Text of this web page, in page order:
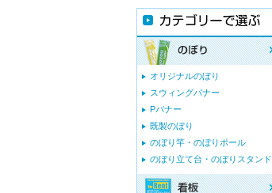
オリジナルのぼり
スウィングバナー
Pバナー
既製のぼり
のぼり竿・のぼりポール
のぼり立て台・のぼりスタンド